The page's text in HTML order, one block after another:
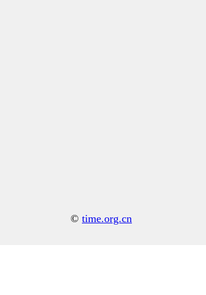
© time.org.cn